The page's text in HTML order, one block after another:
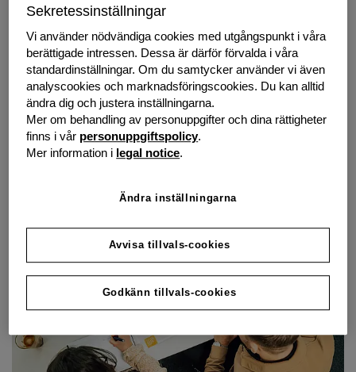
du er­bju­der, har de en sak ge­men­samt: ett to­talt fokus
på kun­den. Så var­för skul­le det inte också in­klu­de­ra din
fi­nan­sie­rings­lös­ning?
Lösningar som är gjorda för dig. Lösningar som är
tillgängliga snabbt – och som fungerar. Lösningar med
det vänliga ansiktet hos ens personliga rådgivare. Ta
reda på varför vi är rätt partner för dig.
Sekretessinställningar
Vi använder nödvändiga cookies med utgångspunkt i våra
berättigade intressen. Dessa är därför förvalda i våra
standardinställningar. Om du samtycker använder vi även
analyscookies och marknadsföringscookies. Du kan alltid
ändra dig och justera inställningarna.
Mer om behandling av personuppgifter och dina rättigheter
finns i vår personuppgiftspolicy.
Mer information i legal notice.
Ändra inställningarna
Avvisa tillvals-cookies
Godkänn tillvals-cookies